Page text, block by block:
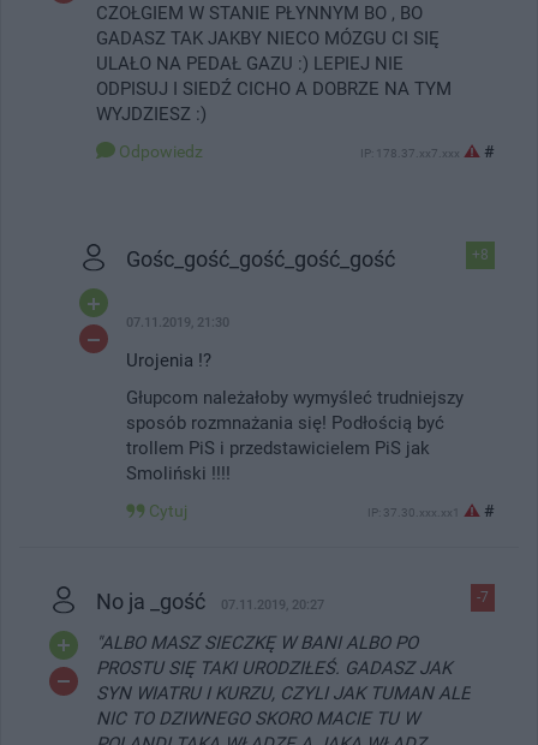
CZOŁGIEM W STANIE PŁYNNYM BO , BO
GADASZ TAK JAKBY NIECO MÓZGU CI SIĘ
ULAŁO NA PEDAŁ GAZU :) LEPIEJ NIE
ODPISUJ I SIEDŹ CICHO A DOBRZE NA TYM
WYJDZIESZ :)
Odpowiedz IP: 178.37.xx7.xxx #
+8
Gośc_gość_gość_gość_gość
07.11.2019, 21:30
Urojenia !?
Głupcom należałoby wymyśleć trudniejszy
sposób rozmnażania się! Podłością być
trollem PiS i przedstawicielem PiS jak
Smoliński !!!!
Cytuj IP: 37.30.xxx.xx1 #
-7
No ja _gość 07.11.2019, 20:27
"ALBO MASZ SIECZKĘ W BANI ALBO PO
PROSTU SIĘ TAKI URODZIŁEŚ. GADASZ JAK
SYN WIATRU I KURZU, CZYLI JAK TUMAN ALE
NIC TO DZIWNEGO SKORO MACIE TU W